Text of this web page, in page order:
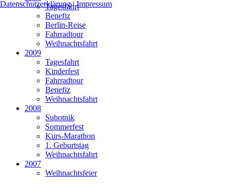
Tagesfahrt
Benefiz
Berlin-Reise
Fahrradtour
Weihnachtsfahrt
2009
Tagesfahrt
Kinderfest
Fahrradtour
Benefiz
Weihnachtsfahrt
2008
Subotnik
Sommerfest
Kurs-Marathon
1. Geburtstag
Weihnachtsfahrt
2007
Weihnachtsfeier
Datenschutzerklärung|Impressum